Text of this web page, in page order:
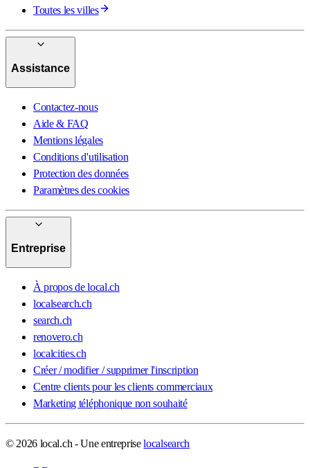
Toutes les villes
Assistance
Contactez-nous
Aide & FAQ
Mentions légales
Conditions d'utilisation
Protection des données
Paramètres des cookies
Entreprise
À propos de local.ch
localsearch.ch
search.ch
renovero.ch
localcities.ch
Créer / modifier / supprimer l'inscription
Centre clients pour les clients commerciaux
Marketing téléphonique non souhaité
© 2026 local.ch - Une entrepriselocalsearch